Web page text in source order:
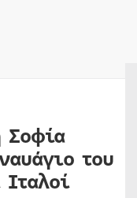
Σοφία
του